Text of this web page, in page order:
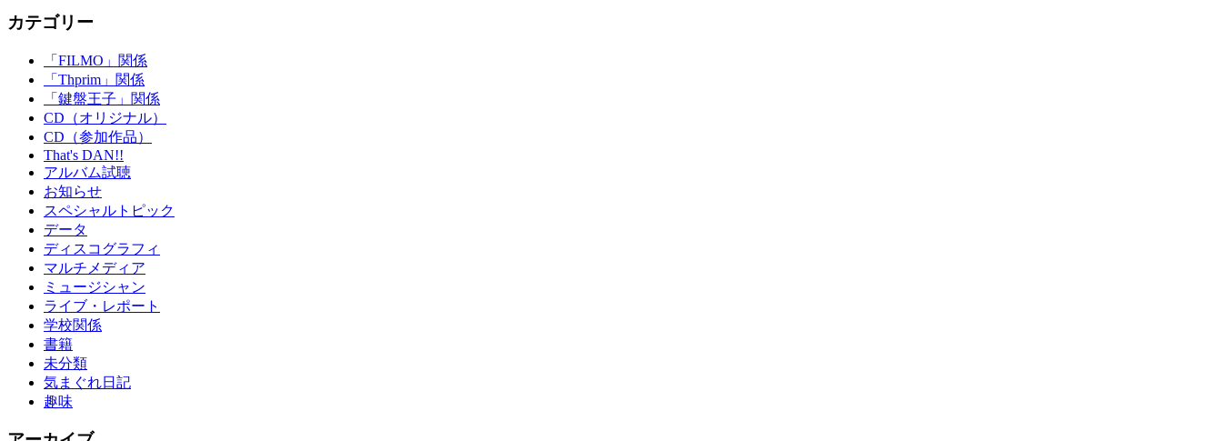
カテゴリー
「FILMO」関係
「Thprim」関係
「鍵盤王子」関係
CD（オリジナル）
CD（参加作品）
That's DAN!!
アルバム試聴
お知らせ
スペシャルトピック
データ
ディスコグラフィ
マルチメディア
ミュージシャン
ライブ・レポート
学校関係
書籍
未分類
気まぐれ日記
趣味